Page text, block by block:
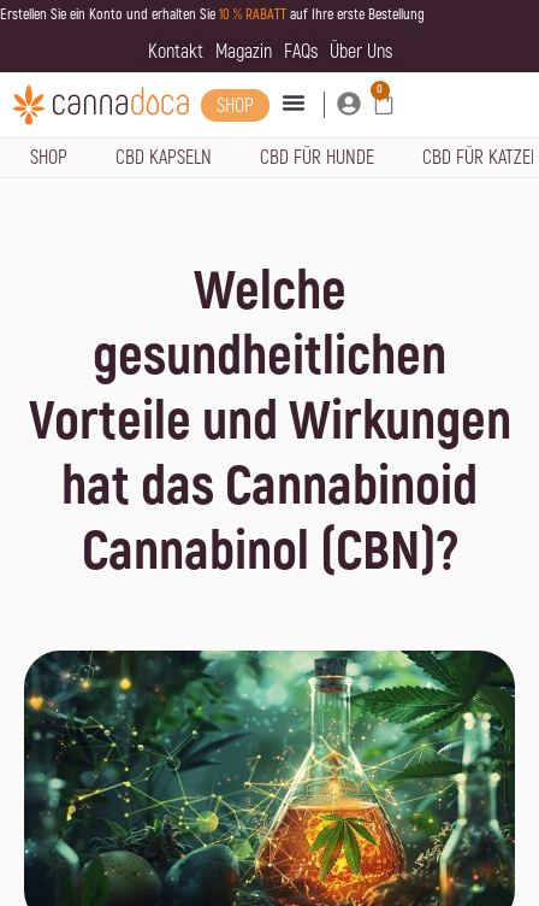
Erstellen Sie ein Konto und erhalten Sie 10 % RABATT auf Ihre erste Bestellung
Kontakt Magazin FAQs Über Uns
SHOP
0
SHOP CBD KAPSELN CBD FÜR HUNDE CBD FÜR
Welche
gesundheitlichen
Vorteile und Wirkungen
hat das Cannabinoid
Cannabinol (CBN)?